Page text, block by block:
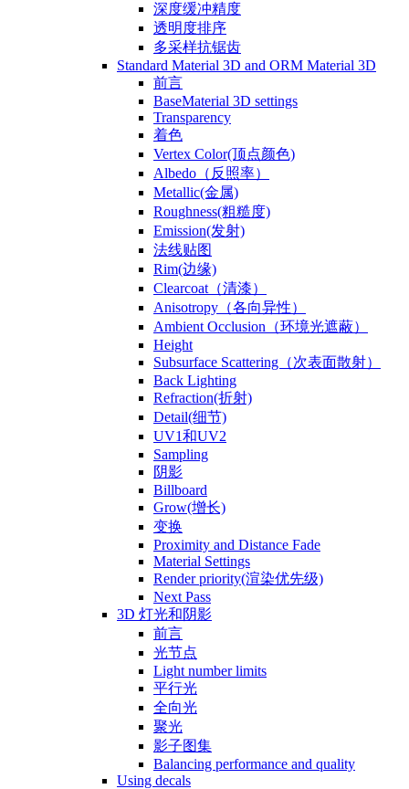
深度缓冲精度
透明度排序
多采样抗锯齿
Standard Material 3D and ORM Material 3D
前言
BaseMaterial 3D settings
Transparency
着色
Vertex Color(顶点颜色)
Albedo（反照率）
Metallic(金属)
Roughness(粗糙度)
Emission(发射)
法线贴图
Rim(边缘)
Clearcoat（清漆）
Anisotropy（各向异性）
Ambient Occlusion（环境光遮蔽）
Height
Subsurface Scattering（次表面散射）
Back Lighting
Refraction(折射)
Detail(细节)
UV1和UV2
Sampling
阴影
Billboard
Grow(增长)
变换
Proximity and Distance Fade
Material Settings
Render priority(渲染优先级)
Next Pass
3D 灯光和阴影
前言
光节点
Light number limits
平行光
全向光
聚光
影子图集
Balancing performance and quality
Using decals